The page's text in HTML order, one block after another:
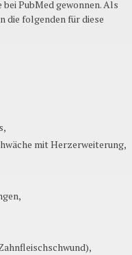
PubMed gewonnen. Als
die folgenden für diese
mit Herzerweiterung,